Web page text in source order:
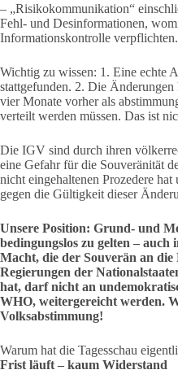
– „Risikokommunikation“
Fehl- und Desinformationen,
Informationskontrolle verpflichten.
Wichtig zu wissen: 1. Eine echte
stattgefunden. 2. Die
vier Monate vorher als
verteilt werden müssen. Das ist
Die IGV sind durch ihren
eine Gefahr für die Souveränität
nicht eingehaltenen Prozedere
gegen die Gültigkeit dieser
Unsere Position: Grund- und
bedingungslos zu gelten – auch
Macht, die der Souverän an die
Regierungen der
hat, darf nicht an
WHO, weitergereicht werden.
Volksabstimmung!
Warum hat die Tagesschau
Frist läuft – kaum Widerstand